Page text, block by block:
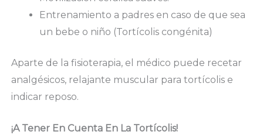
Entrenamiento a padres en caso de que sea
un bebe o niño (Tortícolis congénita)
Aparte de la fisioterapia, el médico puede recetar
analgésicos, relajante muscular para tortícolis e
indicar reposo.
¡A Tener En Cuenta En La Tortícolis!